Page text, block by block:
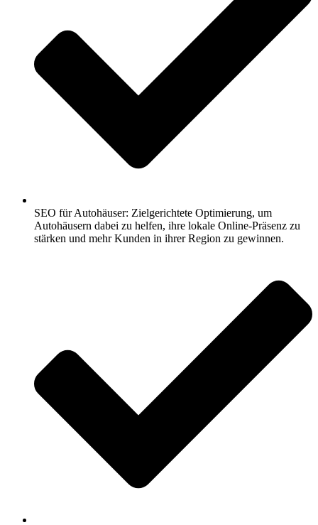
SEO für Autohäuser: Zielgerichtete Optimierung, um
Autohäusern dabei zu helfen, ihre lokale Online-Präsenz zu
stärken und mehr Kunden in ihrer Region zu gewinnen.